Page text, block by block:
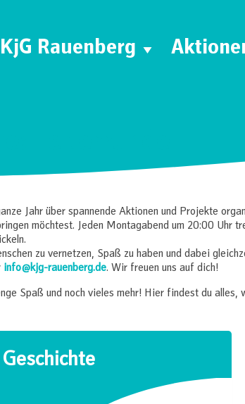
KjG Rauenberg
Jahr über spannende Aktionen und Projekte
möchtest. Jeden Montagabend um 20:00 Uhr
zu vernetzen, Spaß zu haben und dabei
info@kjg-rauenberg.de. Wir freuen uns auf dich!
Spaß und noch vieles mehr! Hier findest du alles,
Geschichte